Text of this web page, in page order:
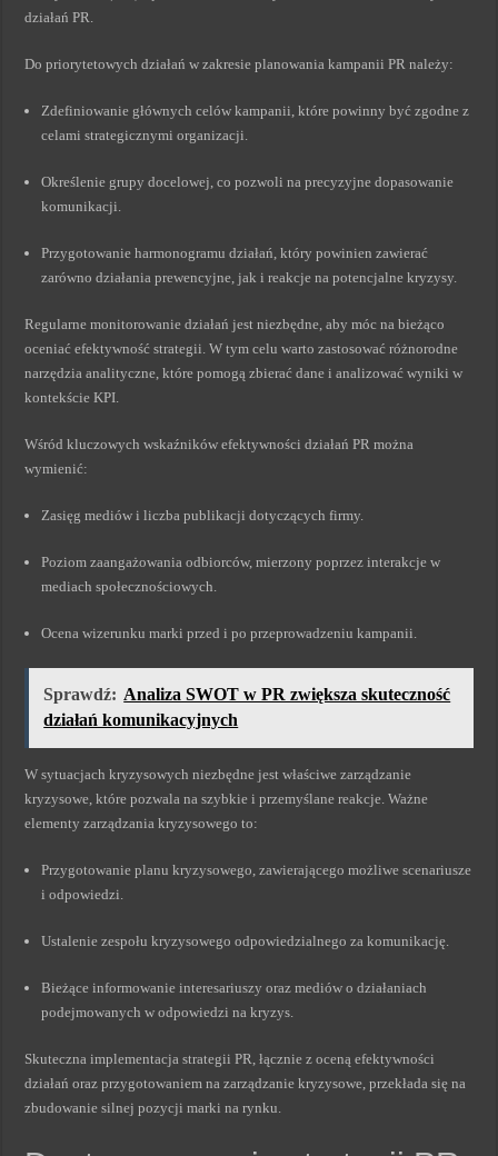
działań PR.
Do priorytetowych działań w zakresie planowania kampanii PR należy:
Zdefiniowanie głównych celów kampanii, które powinny być zgodne z
celami strategicznymi organizacji.
Określenie grupy docelowej, co pozwoli na precyzyjne dopasowanie
komunikacji.
Przygotowanie harmonogramu działań, który powinien zawierać
zarówno działania prewencyjne, jak i reakcje na potencjalne kryzysy.
Regularne monitorowanie działań jest niezbędne, aby móc na bieżąco
oceniać efektywność strategii. W tym celu warto zastosować różnorodne
narzędzia analityczne, które pomogą zbierać dane i analizować wyniki w
kontekście KPI.
Wśród kluczowych wskaźników efektywności działań PR można
wymienić:
Zasięg mediów i liczba publikacji dotyczących firmy.
Poziom zaangażowania odbiorców, mierzony poprzez interakcje w
mediach społecznościowych.
Ocena wizerunku marki przed i po przeprowadzeniu kampanii.
Sprawdź: Analiza SWOT w PR zwiększa skuteczność
działań komunikacyjnych
W sytuacjach kryzysowych niezbędne jest właściwe zarządzanie
kryzysowe, które pozwala na szybkie i przemyślane reakcje. Ważne
elementy zarządzania kryzysowego to:
Przygotowanie planu kryzysowego, zawierającego możliwe scenariusze
i odpowiedzi.
Ustalenie zespołu kryzysowego odpowiedzialnego za komunikację.
Bieżące informowanie interesariuszy oraz mediów o działaniach
podejmowanych w odpowiedzi na kryzys.
Skuteczna implementacja strategii PR, łącznie z oceną efektywności
działań oraz przygotowaniem na zarządzanie kryzysowe, przekłada się na
zbudowanie silnej pozycji marki na rynku.